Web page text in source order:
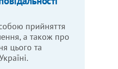
прийняття
а також про
цього та